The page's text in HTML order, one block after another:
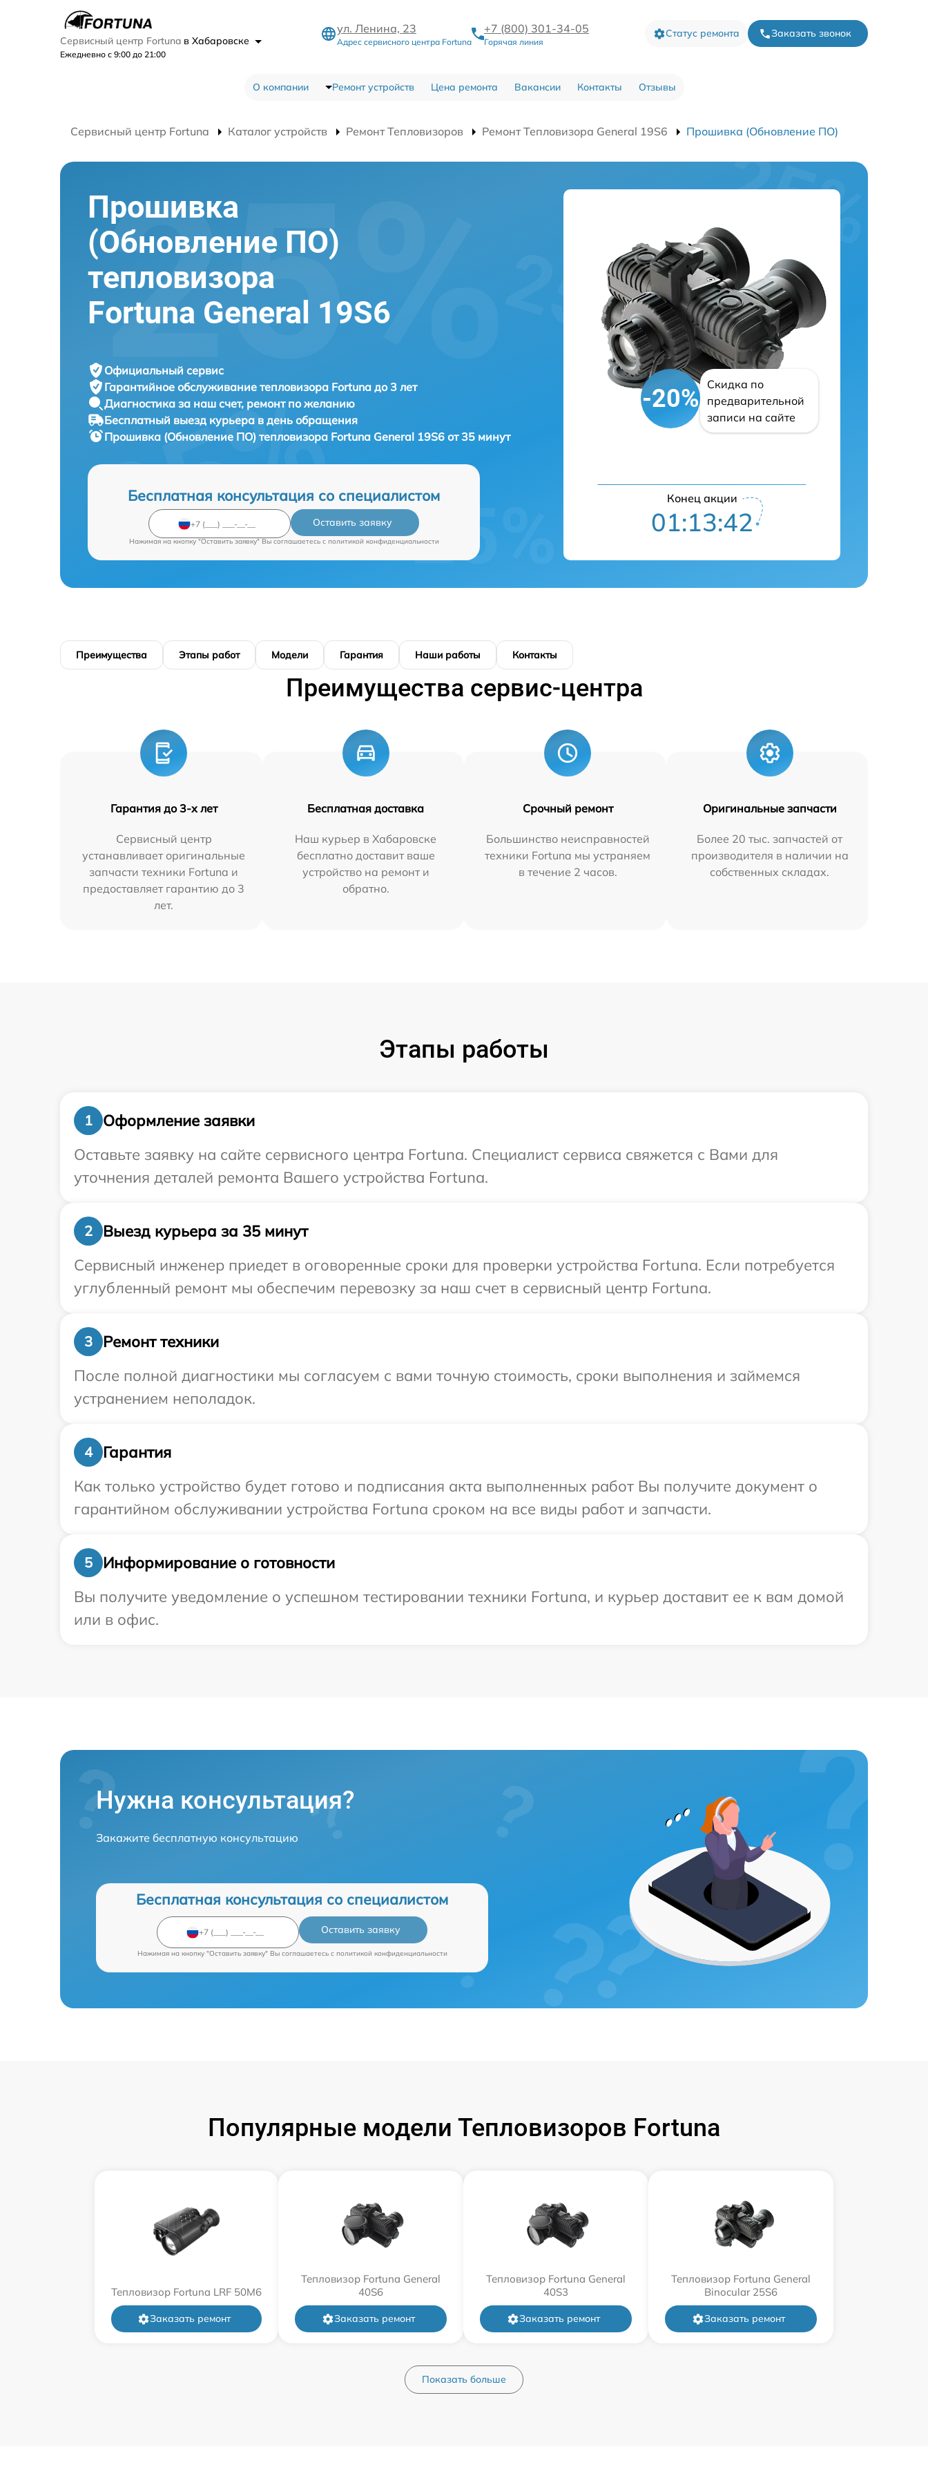
Сервисный центр Fortuna в Хабаровске
Ежедневно с 9:00 до 21:00
ул. Ленина, 23
Адрес сервисного центра Fortuna
+7 (800) 301-34-05
Горячая линия
Статус ремонта Заказать звонок
О компании Ремонт устройств Цена ремонта Вакансии Контакты Отзывы
Сервисный центр Fortuna Каталог устройств Ремонт Тепловизоров Ремонт Тепловизора General 19S6 Прошивка (Обновление ПО)
Прошивка
(Обновление ПО)
тепловизора
Fortuna General 19S6
Официальный сервис
Гарантийное обслуживание тепловизора Fortuna до 3 лет
Диагностика за наш счет, ремонт по желанию
Бесплатный выезд курьера в день обращения
Прошивка (Обновление ПО) тепловизора Fortuna General 19S6 от 35 минут
Бесплатная консультация со специалистом
Оставить заявку
Нажимая на кнопку "Оставить заявку" Вы соглашаетесь c политикой конфиденциальности
-20%
Скидка по
предварительной
записи на сайте
Конец акции
01:13:42
Преимущества Этапы работ Модели Гарантия Наши работы Контакты
Преимущества сервис-центра
Гарантия до 3-х лет
Сервисный центр
устанавливает оригинальные
запчасти техники Fortuna и
предоставляет гарантию до 3
лет.
Бесплатная доставка
Наш курьер в Хабаровске
бесплатно доставит ваше
устройство на ремонт и
обратно.
Срочный ремонт
Большинство неисправностей
техники Fortuna мы устраняем
в течение 2 часов.
Оригинальные запчасти
Более 20 тыс. запчастей от
производителя в наличии на
собственных складах.
Этапы работы
1
Оформление заявки
Оставьте заявку на сайте сервисного центра Fortuna. Специалист сервиса свяжется с Вами для
уточнения деталей ремонта Вашего устройства Fortuna.
2
Выезд курьера за 35 минут
Сервисный инженер приедет в оговоренные сроки для проверки устройства Fortuna. Если потребуется
углубленный ремонт мы обеспечим перевозку за наш счет в сервисный центр Fortuna.
3
Ремонт техники
После полной диагностики мы согласуем с вами точную стоимость, сроки выполнения и займемся
устранением неполадок.
4
Гарантия
Как только устройство будет готово и подписания акта выполненных работ Вы получите документ о
гарантийном обслуживании устройства Fortuna сроком на все виды работ и запчасти.
5
Информирование о готовности
Вы получите уведомление о успешном тестировании техники Fortuna, и курьер доставит ее к вам домой
или в офис.
Нужна консультация?
Закажите бесплатную консультацию
Бесплатная консультация со специалистом
Оставить заявку
Нажимая на кнопку "Оставить заявку" Вы соглашаетесь c политикой конфиденциальности
Популярные модели Тепловизоров Fortuna
Тепловизор Fortuna LRF 50M6
Заказать ремонт
Тепловизор Fortuna General
40S6
Заказать ремонт
Тепловизор Fortuna General
40S3
Заказать ремонт
Тепловизор Fortuna General
Binocular 25S6
Заказать ремонт
Показать больше